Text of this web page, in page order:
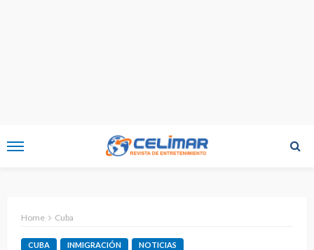
Home Cuba
CUBA INMIGRACIÓN NOTICIAS